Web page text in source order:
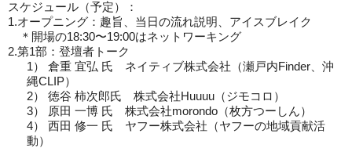
スケジュール（予定）：
1.オープニング：趣旨、当日の流れ説明、アイスブレイク
＊開場の18:30〜19:00はネットワーキング
2.第1部：登壇者トーク
1） 倉重 宜弘 氏 ネイティブ株式会社（瀬戸内Finder、沖
縄CLIP）
2） 徳谷 柿次郎氏 株式会社Huuuu（ジモコロ）
3）
原田 一博 氏 株式会社morondo（枚方つーしん）
4） 西田 修一 氏 ヤフー株式会社（ヤフーの地域貢献活
動）